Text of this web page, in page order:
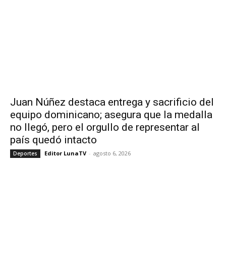
Juan Núñez destaca entrega y sacrificio del
equipo dominicano; asegura que la medalla
no llegó, pero el orgullo de representar al
país quedó intacto
Deportes Editor LunaTV - agosto 6, 2026